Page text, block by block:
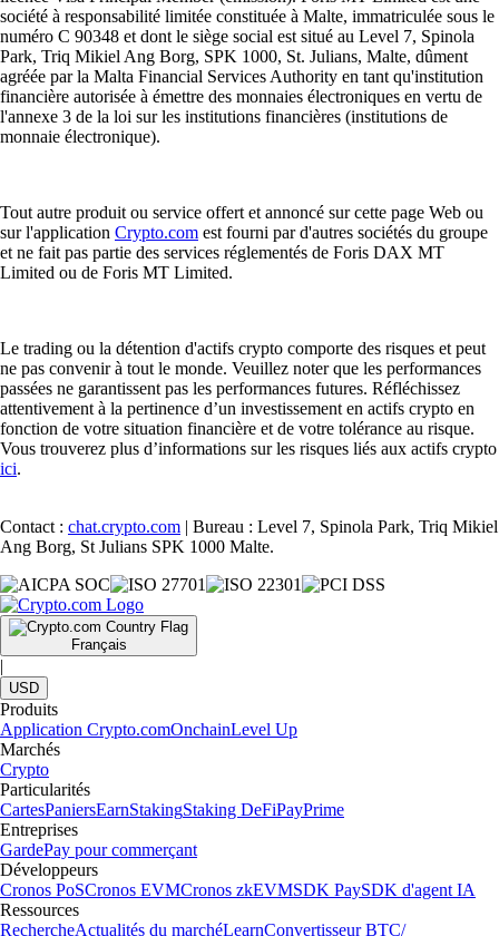
société à responsabilité limitée constituée à Malte, immatriculée sous le
numéro C 90348 et dont le siège social est situé au Level 7, Spinola
Park, Triq Mikiel Ang Borg, SPK 1000, St. Julians, Malte, dûment
agréée par la Malta Financial Services Authority en tant qu'institution
financière autorisée à émettre des monnaies électroniques en vertu de
l'annexe 3 de la loi sur les institutions financières (institutions de
monnaie électronique).
Tout autre produit ou service offert et annoncé sur cette page Web ou
sur l'application Crypto.com est fourni par d'autres sociétés du groupe
et ne fait pas partie des services réglementés de Foris DAX MT
Limited ou de Foris MT Limited.
Le trading ou la détention d'actifs crypto comporte des risques et peut
ne pas convenir à tout le monde. Veuillez noter que les performances
passées ne garantissent pas les performances futures. Réfléchissez
attentivement à la pertinence d’un investissement en actifs crypto en
fonction de votre situation financière et de votre tolérance au risque.
Vous trouverez plus d’informations sur les risques liés aux actifs crypto
ici.
Contact : chat.crypto.com | Bureau : Level 7, Spinola Park, Triq Mikiel
Ang Borg, St Julians SPK 1000 Malte.
Français
|
USD
Produits
Application Crypto.comOnchainLevel Up
Marchés
Crypto
Particularités
CartesPaniersEarnStakingStaking DeFiPayPrime
Entreprises
GardePay pour commerçant
Développeurs
Cronos PoSCronos EVMCronos zkEVMSDK PaySDK d'agent IA
Ressources
RechercheActualités du marchéLearnConvertisseur BTC/